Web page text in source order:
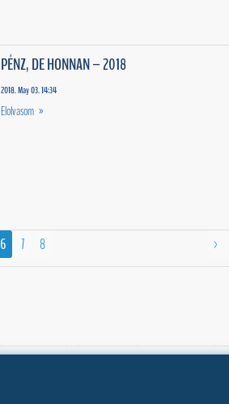
PÉNZ, DE HONNAN – 2018
2018. May 03. 14:34
Elolvasom »
6 7 8 >